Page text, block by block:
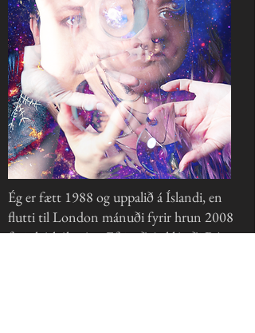
Ég er fætt 1988 og uppalið á Íslandi, en
flutti til London mánuði fyrir hrun 2008
fyrir háskólanám. Eftir að ég kláraði BA